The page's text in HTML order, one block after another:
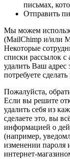
письмах,
Отправить
Мы можем
(MailChimp и/или
Некоторые
списки рассылок с
удалить Ваш
потребуете сделать
Пожалуйста,
Если вы решите
удалить себя из
сделаете это, вы
информацией о
(например,
изменении пароля
интернет-